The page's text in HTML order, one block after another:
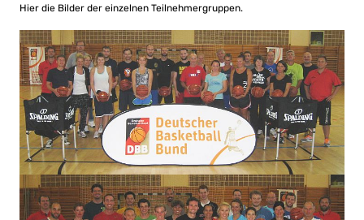
Hier die Bilder der einzelnen Teilnehmergruppen.